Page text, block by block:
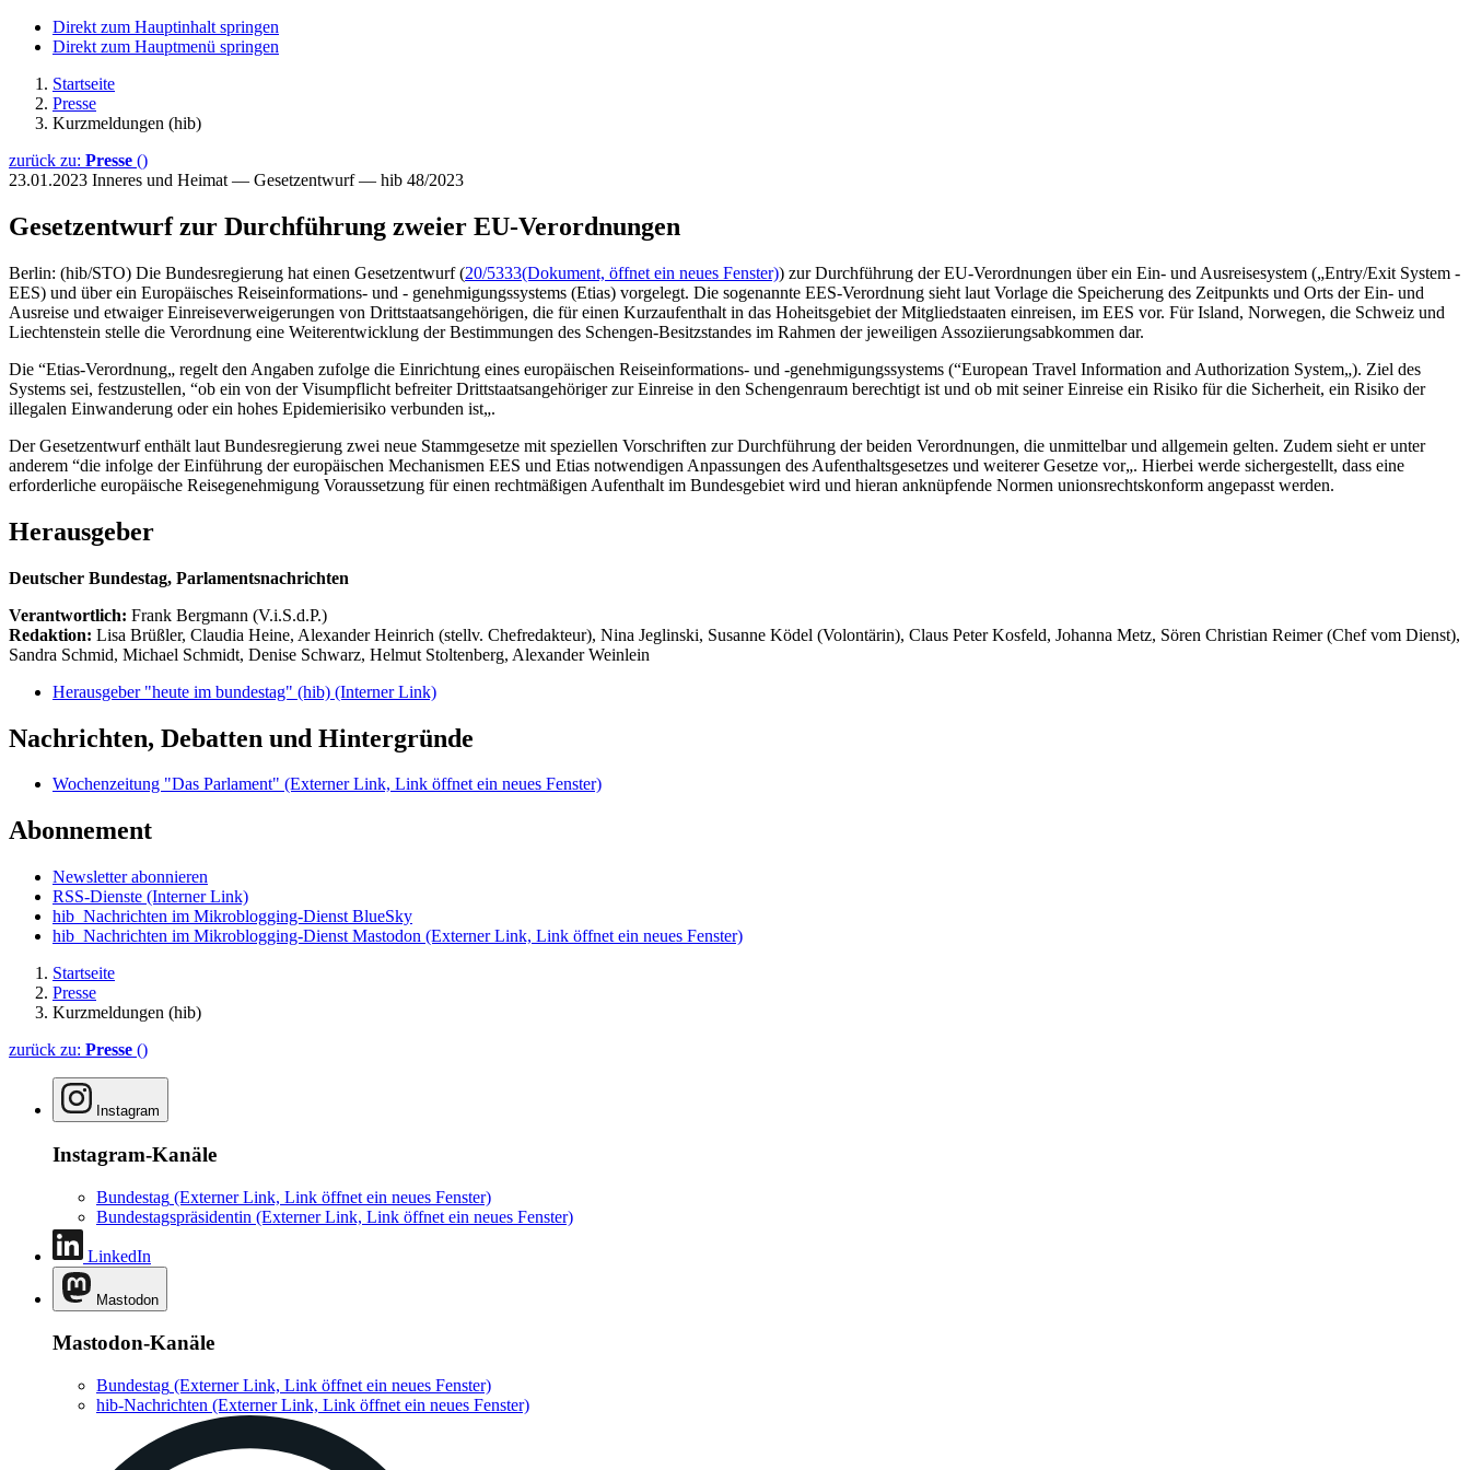
Direkt zum Hauptinhalt springen
Direkt zum Hauptmenü springen
Startseite
Presse
Kurzmeldungen (hib)
zurück zu: Presse ()
23.01.2023 Inneres und Heimat — Gesetzentwurf — hib 48/2023
Gesetzentwurf zur Durchführung zweier EU-Verordnungen
Berlin: (hib/STO) Die Bundesregierung hat einen Gesetzentwurf (20/5333(Dokument, öffnet ein neues Fenster)) zur Durchführung der EU-Verordnungen über ein Ein- und Ausreisesystem („Entry/Exit System -
EES) und über ein Europäisches Reiseinformations- und - genehmigungssystems (Etias) vorgelegt. Die sogenannte EES-Verordnung sieht laut Vorlage die Speicherung des Zeitpunkts und Orts der Ein- und
Ausreise und etwaiger Einreiseverweigerungen von Drittstaatsangehörigen, die für einen Kurzaufenthalt in das Hoheitsgebiet der Mitgliedstaaten einreisen, im EES vor. Für Island, Norwegen, die Schweiz und
Liechtenstein stelle die Verordnung eine Weiterentwicklung der Bestimmungen des Schengen-Besitzstandes im Rahmen der jeweiligen Assoziierungsabkommen dar.
Die “Etias-Verordnung„ regelt den Angaben zufolge die Einrichtung eines europäischen Reiseinformations- und -genehmigungssystems (“European Travel Information and Authorization System„). Ziel des
Systems sei, festzustellen, “ob ein von der Visumpflicht befreiter Drittstaatsangehöriger zur Einreise in den Schengenraum berechtigt ist und ob mit seiner Einreise ein Risiko für die Sicherheit, ein Risiko der
illegalen Einwanderung oder ein hohes Epidemierisiko verbunden ist„.
Der Gesetzentwurf enthält laut Bundesregierung zwei neue Stammgesetze mit speziellen Vorschriften zur Durchführung der beiden Verordnungen, die unmittelbar und allgemein gelten. Zudem sieht er unter
anderem “die infolge der Einführung der europäischen Mechanismen EES und Etias notwendigen Anpassungen des Aufenthaltsgesetzes und weiterer Gesetze vor„. Hierbei werde sichergestellt, dass eine
erforderliche europäische Reisegenehmigung Voraussetzung für einen rechtmäßigen Aufenthalt im Bundesgebiet wird und hieran anknüpfende Normen unionsrechtskonform angepasst werden.
Herausgeber
Deutscher Bundestag, Parlamentsnachrichten
Verantwortlich: Frank Bergmann (V.i.S.d.P.)
Redaktion: Lisa Brüßler, Claudia Heine, Alexander Heinrich (stellv. Chefredakteur), Nina Jeglinski, Susanne Ködel (Volontärin), Claus Peter Kosfeld, Johanna Metz, Sören Christian Reimer (Chef vom Dienst),
Sandra Schmid, Michael Schmidt, Denise Schwarz, Helmut Stoltenberg, Alexander Weinlein
Herausgeber "heute im bundestag" (hib) (Interner Link)
Nachrichten, Debatten und Hintergründe
Wochenzeitung "Das Parlament" (Externer Link, Link öffnet ein neues Fenster)
Abonnement
Newsletter abonnieren
RSS-Dienste (Interner Link)
hib_Nachrichten im Mikroblogging-Dienst BlueSky
hib_Nachrichten im Mikroblogging-Dienst Mastodon (Externer Link, Link öffnet ein neues Fenster)
Startseite
Presse
Kurzmeldungen (hib)
zurück zu: Presse ()
Instagram
Instagram-Kanäle
Bundestag (Externer Link, Link öffnet ein neues Fenster)
Bundestagspräsidentin (Externer Link, Link öffnet ein neues Fenster)
LinkedIn
Mastodon
Mastodon-Kanäle
Bundestag (Externer Link, Link öffnet ein neues Fenster)
hib-Nachrichten (Externer Link, Link öffnet ein neues Fenster)